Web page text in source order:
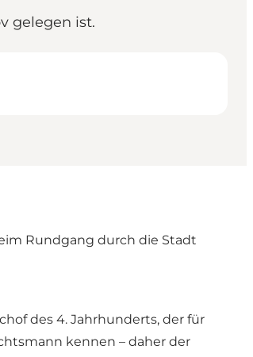
gelegen ist.
Rundgang durch die Stadt
des 4. Jahrhunderts, der für
kennen – daher der